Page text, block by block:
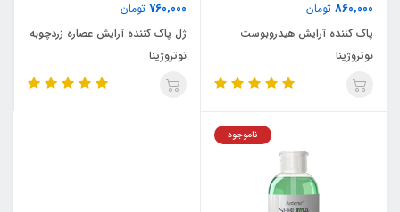
860,000 تومان
پاک کننده آرایش هیدروبوست
نوتروژینا
760,000 تومان
ژل پاک کننده آرایش عصاره زردچوبه
نوتروژینا
ناموجود